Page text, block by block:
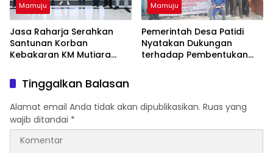
Mamuju
Jasa Raharja Serahkan
Santunan Korban
Kebakaran KM Mutiara
Kehadiran Negara
Mamuju
Pemerintah Desa Patidi
Nyatakan Dukungan
terhadap Pembentukan
Tinggalkan Balasan
Alamat email Anda tidak akan dipublikasikan. Ruas yang
wajib ditandai *